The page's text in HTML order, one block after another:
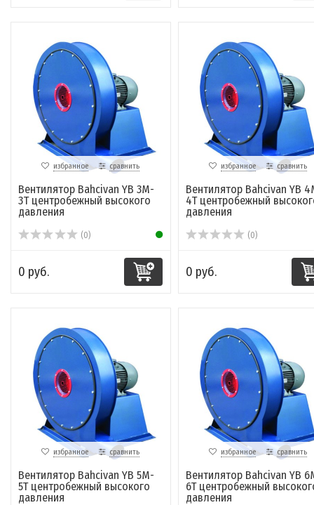
избранное сравнить
Вентилятор Bahcivan YB 3M-
3T центробежный высокого
давления
(0)
0 руб.
избранное сравнить
Вентилятор Bahcivan YB
4T центробежный
давления
(0)
0 руб.
избранное сравнить
Вентилятор Bahcivan YB 5M-
5T центробежный высокого
давления
избранное сравнить
Вентилятор Bahcivan YB
6T центробежный
давления